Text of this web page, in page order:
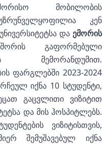
მობილობის
კენ
და ემორის
გაფორმებული
მემორანდუმით.
ფარგლებში 2023-2024
იქნა 10 სტუდენტი,
გაცვლითი ვიზიტით
და მის ჰოსპიტლებს.
ვიზიტისთვის,
შემუშავებულ იქნა